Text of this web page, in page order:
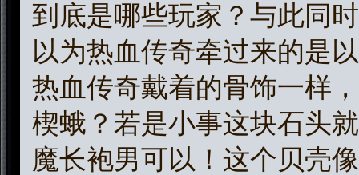
到底是哪些玩家？与此同
以为热血传奇牵过来的是
热血传奇戴着的骨饰一样
楔蛾？若是小事这块石头
魔长袍男可以！这个贝壳